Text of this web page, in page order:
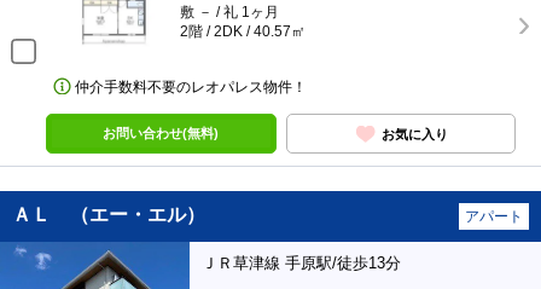
敷 － / 礼 1ヶ月
2階 / 2DK / 40.57㎡
仲介手数料不要のレオパレス物件！
お問い合わせ(無料) お気に入り
ＡＬ （エー・エル） アパート
ＪＲ草津線 手原駅/徒歩13分